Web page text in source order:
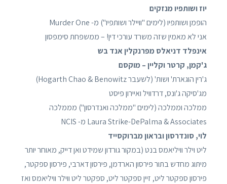
יוז ושותפיו מנזקים
הופמן ושותפיו (לימים "וויילר ושותפיו") מ- Murder One
אני לא מאמין שזה משרד עורכי דין! – ממשפחת סימפסון
אינפלד דניאלס מפרנקלין אנד בש
ג'קמן, קרטר וקליין – מוקסם
ג'רין הוגארת' ושות' (לשעבר Hogarth Chao & Benowitz)
מג'סיקה ג'ונס, דרדוויל ואיירון פיסט
ממלכה וממלכה (לימים "ממלכה ואנדרסון") מממלכה
Laura Strike-DePalma & Associates מ- NCIS
לוי, סונדרסון ובראון מברוקסייד
ליט וילר וויליאמס בנט (במקור גורדון שמידט ואן דייק, מאוחר יותר
מיתוג מחדש בתור פירסון הארדמן, פירסון דארבי, פירסון ספקטר,
פירסון ספקטר ליט, זיין ספקטר ליט, ספקטר ליט ווילר וויליאמס ואז